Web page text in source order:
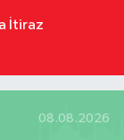
İtiraz
08.08.2026